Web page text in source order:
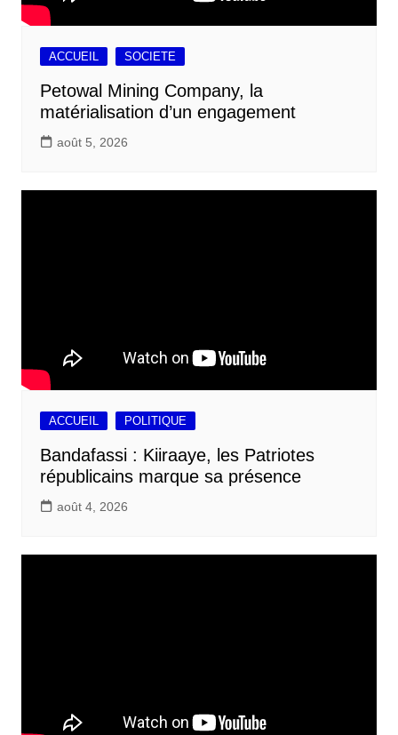
ACCUEIL SOCIETE
Petowal Mining Company, la
matérialisation d’un engagement
août 5, 2026
ACCUEIL POLITIQUE
Bandafassi : Kiiraaye, les Patriotes
républicains marque sa présence
août 4, 2026